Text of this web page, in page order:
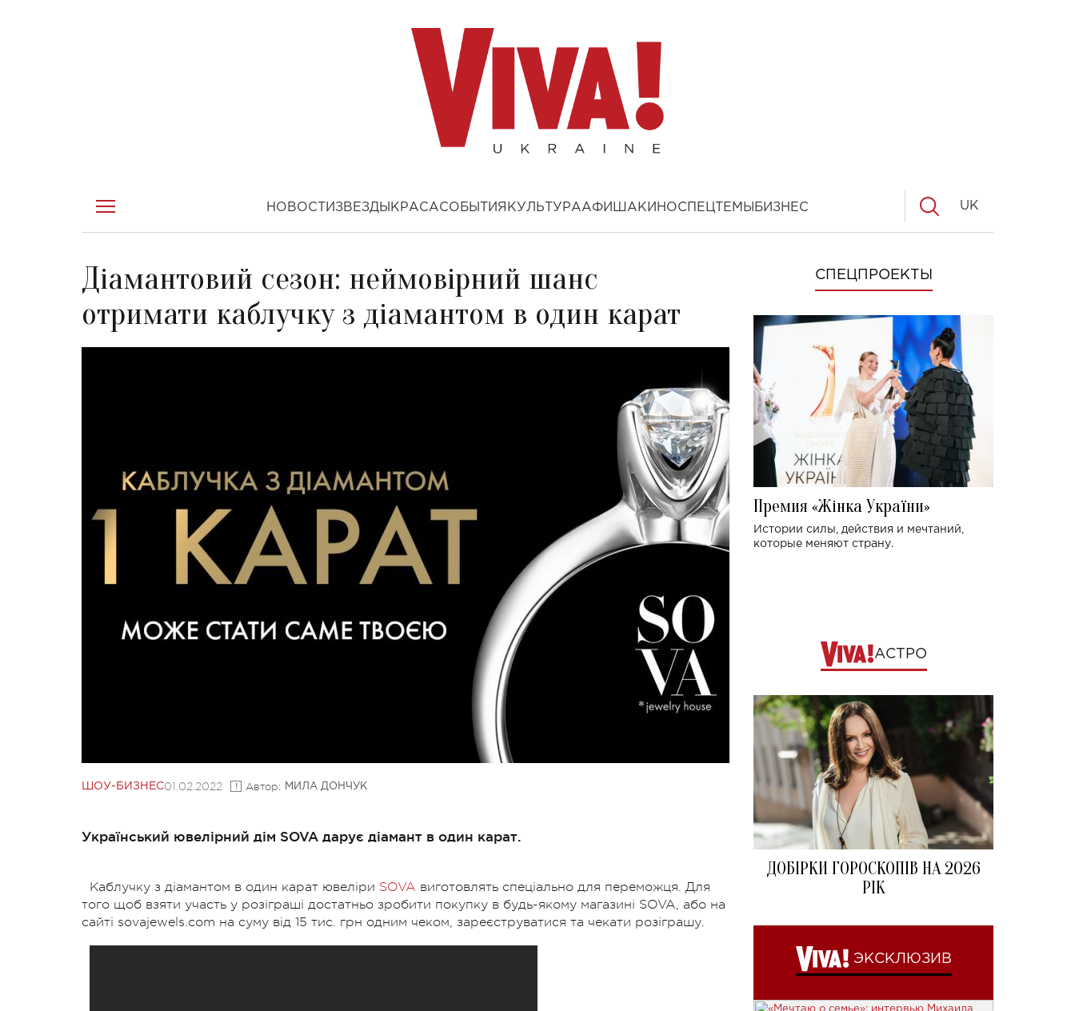
НОВОСТИ ЗВЕЗДЫ КРАСАСОБЫТИЯ КУЛЬТУРААФИША КИНОСПЕЦТЕМЫ БИЗНЕС UK
Діамантовий сезон: неймовірний шанс
отримати каблучку з діамантом в один карат
ШОУ-БИЗНЕС01.02.2022 Автор: МИЛА ДОНЧУК
Український ювелірний дім SOVA дарує діамант в один карат.
Каблучку з діамантом в один карат ювеліри SOVA виготовлять спеціально для переможця. Для
того щоб взяти участь у розіграші достатньо зробити покупку в будь-якому магазині SOVA, або на
сайті sovajewels.com на суму від 15 тис. грн одним чеком, зареєструватися та чекати розіграшу.
СПЕЦПРОЕКТЫ
Премия «Жінка України»
Истории силы, действия и мечтаний,
которые меняют страну.
АСТРО
ДОБІРКИ ГОРОСКОПІВ НА 2026
РІК
ЭКСКЛЮЗИВ